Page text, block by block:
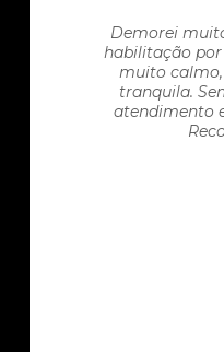
Demorei
habilitação
muito
tranquila.
atendimento